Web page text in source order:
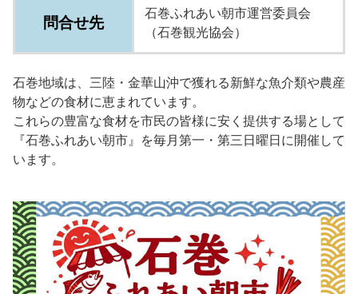
問合せ先
石巻ふれあい朝市運営委員会
（石巻観光協会）
石巻地域は、三陸・金華山沖で獲れる新鮮な魚介類や農産
物などの食材に恵まれています。
これらの豊富な食材を市民の皆様に安く提供する場として
『石巻ふれあい朝市』を毎月第一・第三日曜日に開催して
います。